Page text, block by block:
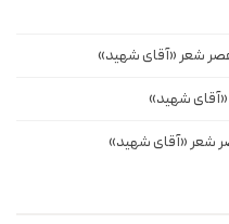
شعر «آقای شهید»
شهید»
شعر «آقای شهید»